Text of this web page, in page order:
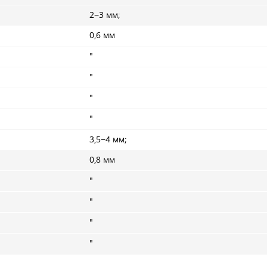
2−3 мм;
0,6 мм
"
"
"
"
3,5−4 мм;
0,8 мм
"
"
"
"